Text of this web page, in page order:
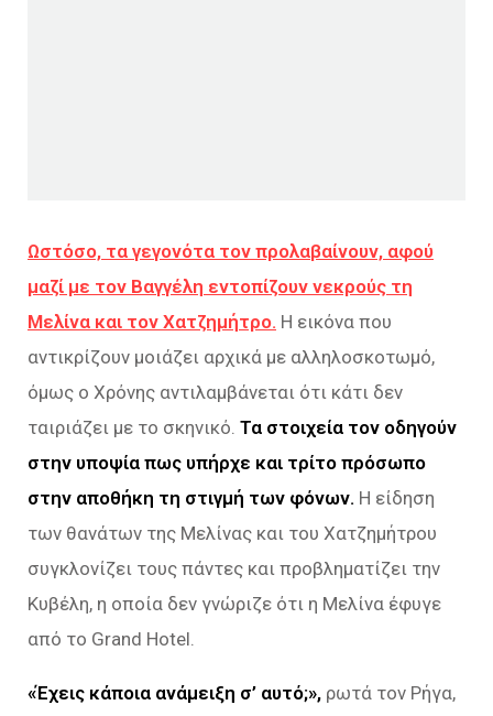
Ωστόσο, τα γεγονότα τον προλαβαίνουν, αφού
μαζί με τον Βαγγέλη εντοπίζουν νεκρούς τη
Μελίνα και τον Χατζημήτρο. Η εικόνα που
αντικρίζουν μοιάζει αρχικά με αλληλοσκοτωμό,
όμως ο Χρόνης αντιλαμβάνεται ότι κάτι δεν
ταιριάζει με το σκηνικό. Τα στοιχεία τον οδηγούν
στην υποψία πως υπήρχε και τρίτο πρόσωπο
στην αποθήκη τη στιγμή των φόνων. Η είδηση
των θανάτων της Μελίνας και του Χατζημήτρου
συγκλονίζει τους πάντες και προβληματίζει την
Κυβέλη, η οποία δεν γνώριζε ότι η Μελίνα έφυγε
από το Grand Hotel.
«Έχεις κάποια ανάμειξη σ’ αυτό;», ρωτά τον Ρήγα,